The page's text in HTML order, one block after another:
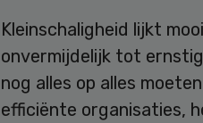
Kleinschaligheid lijkt
onvermijdelijk tot
nog alles op alles
efficiënte organisaties,